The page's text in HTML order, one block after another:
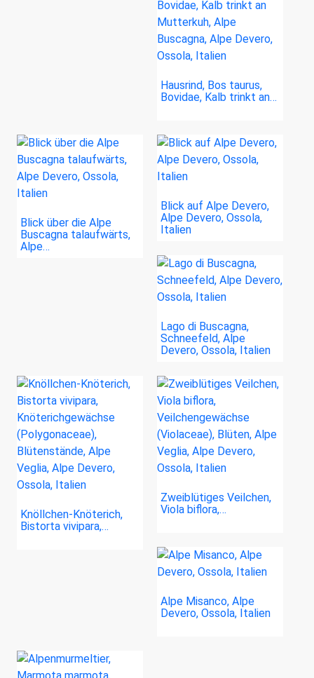
Hausrind, Bos taurus,
Bovidae, Kalb trinkt an…
Blick über die Alpe
Buscagna talaufwärts,
Alpe…
Blick auf Alpe Devero,
Alpe Devero, Ossola,
Italien
Lago di Buscagna,
Schneefeld, Alpe
Devero, Ossola, Italien
Knöllchen-Knöterich,
Bistorta vivipara,…
Zweiblütiges Veilchen,
Viola biflora,…
Alpe Misanco, Alpe
Devero, Ossola, Italien